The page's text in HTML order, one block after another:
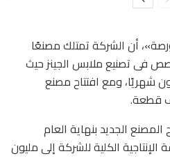
أن الشركة تمتلك مصنعًا
فى تصنيع ملابس الجينز حيث
بنطلون شهريًا، ومع افتتاح مصنع
الجديد بنهاية العام
الكلية للشركة إلى مليون